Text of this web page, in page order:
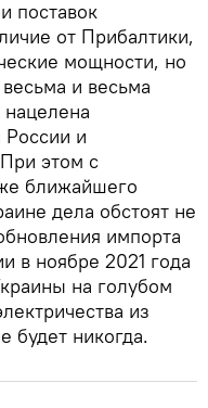
поставок
от Прибалтики,
мощности, но
и весьма
России и
этом с
ближайшего
дела обстоят не
импорта
в ноябре 2021 года
на голубом
из
будет никогда.